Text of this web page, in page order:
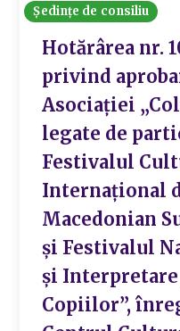
Ședințe de consiliu
Hotărârea nr.
privind
Asociației
legate de
Festivalul
Internațional
Macedonian
și Festivalul
și Interpretare
Copiilor”,